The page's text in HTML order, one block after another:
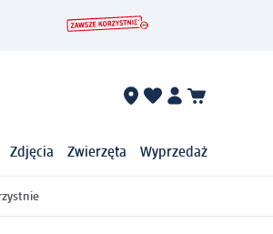
Zdjęcia Zwierzęta Wyprzedaż